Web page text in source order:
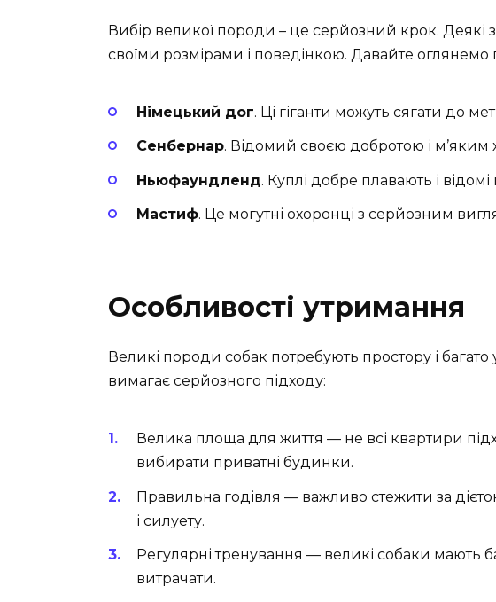
Вибір великої породи – це серйозний крок. Деякі
своїми розмірами і поведінкою. Давайте
Німецький дог. Ці гіганти можуть сягати до
Сенбернар. Відомий своєю добротою і м’яким
Ньюфаундленд. Куплі добре плавають і
Мастиф. Це могутні охоронці з серйозним
Особливості утримання
Великі породи собак потребують простору і
вимагає серйозного підходу:
Велика площа для життя — не всі квартири
вибирати приватні будинки.
Правильна годівля — важливо стежити за
і силуету.
Регулярні тренування — великі собаки мають
витрачати.